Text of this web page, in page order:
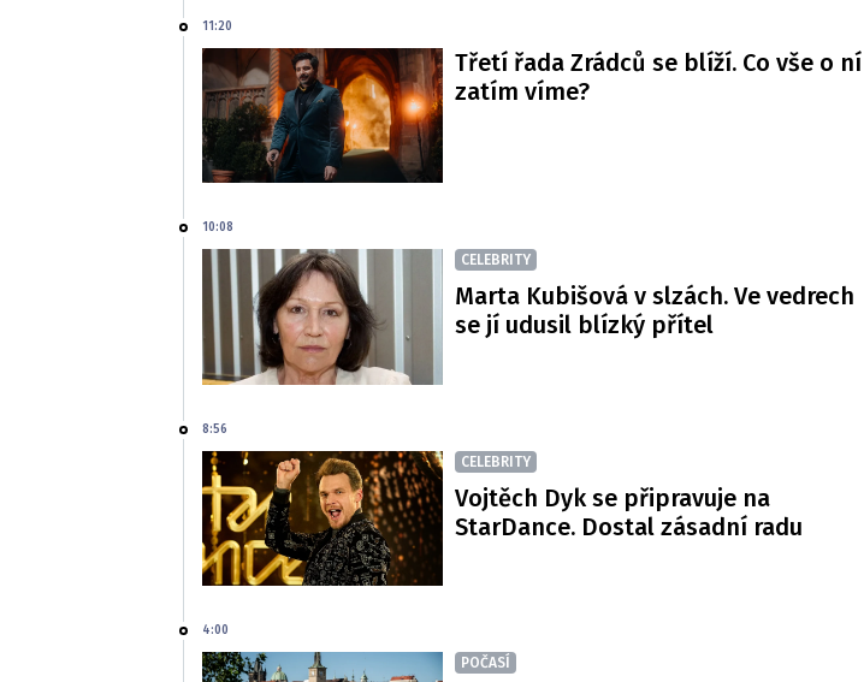
11:20
Třetí řada Zrádců se blíží. Co vše o ní
zatím víme?
10:08
CELEBRITY
Marta Kubišová v slzách. Ve vedrech
se jí udusil blízký přítel
8:56
CELEBRITY
Vojtěch Dyk se připravuje na
StarDance. Dostal zásadní radu
4:00
POČASÍ